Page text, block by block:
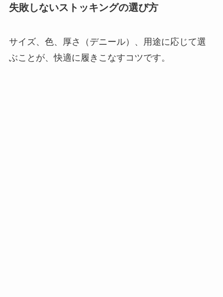
失敗しないストッキングの選び方
サイズ、色、厚さ（デニール）、用途に応じて選
ぶことが、快適に履きこなすコツです。